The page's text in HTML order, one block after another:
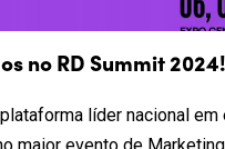
no RD Summit 2024!
líder nacional